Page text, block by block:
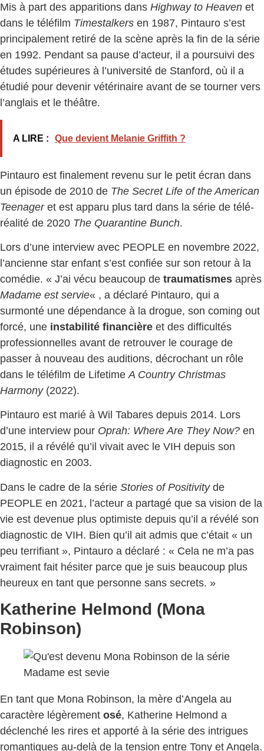
Mis à part des apparitions dans Highway to Heaven et
dans le téléfilm Timestalkers en 1987, Pintauro s’est
principalement retiré de la scène après la fin de la série
en 1992. Pendant sa pause d’acteur, il a poursuivi des
études supérieures à l’université de Stanford, où il a
étudié pour devenir vétérinaire avant de se tourner vers
l’anglais et le théâtre.
A LIRE : Que devient Melanie Griffith ?
Pintauro est finalement revenu sur le petit écran dans
un épisode de 2010 de The Secret Life of the American
Teenageret est apparu plus tard dans la série de télé-
réalité de 2020 The Quarantine Bunch.
Lors d’une interview avec PEOPLE en novembre 2022,
l’ancienne star enfant s’est confiée sur son retour à la
comédie. « J’ai vécu beaucoup de traumatismes après
Madame est servie« , a déclaré Pintauro, qui a
surmonté une dépendance à la drogue, son coming out
forcé, une instabilité financière et des difficultés
professionnelles avant de retrouver le courage de
passer à nouveau des auditions, décrochant un rôle
dans le téléfilm de LifetimeA Country Christmas
Harmony(2022).
Pintauro est marié à Wil Tabares depuis 2014. Lors
d’une interview pour Oprah: Where Are They Now? en
2015, il a révélé qu’il vivait avec le VIH depuis son
diagnostic en 2003.
Dans le cadre de la série Stories of Positivityde
PEOPLE en 2021, l’acteur a partagé que sa vision de la
vie est devenue plus optimiste depuis qu’il a révélé son
diagnostic de VIH. Bien qu’il ait admis que c’était « un
peu terrifiant », Pintauro a déclaré : « Cela ne m’a pas
vraiment fait hésiter parce que je suis beaucoup plus
heureux en tant que personne sans secrets. »
Katherine Helmond (Mona
Robinson)
En tant que Mona Robinson, la mère d’Angela au
caractère légèrement osé, Katherine Helmond a
déclenché les rires et apporté à la série des intrigues
romantiques au-delà de la tension entre Tony et Angela.